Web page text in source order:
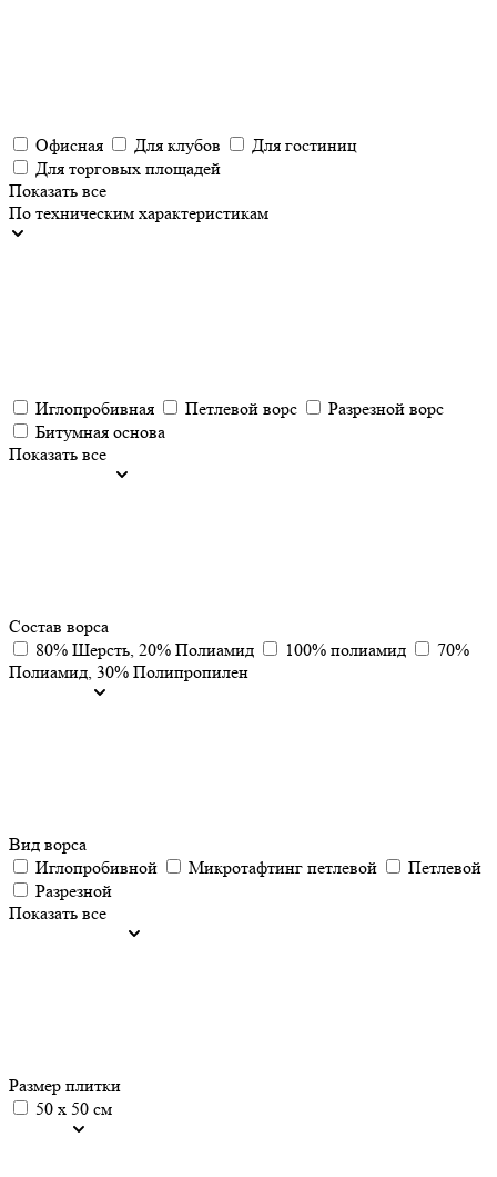
Офисная Для клубов
Для гостиниц
Для торговых площадей
Показать все
По техническим характеристикам
Иглопробивная Петлевой ворс
Разрезной ворс
Битумная основа
Показать все
Состав ворса
80% Шерсть, 20% Полиамид
100% полиамид
70%
Полиамид, 30% Полипропилен
Вид ворса
Иглопробивной
Микротафтинг петлевой
Петлевой
Разрезной
Показать все
Размер плитки
50 х 50 см